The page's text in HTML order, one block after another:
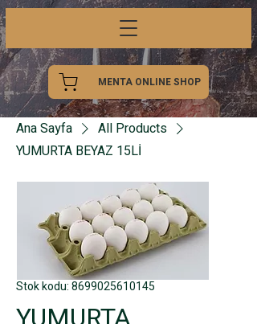
MENTA ONLINE SHOP
Ana Sayfa
All Products
YUMURTA BEYAZ 15Lİ
Stok kodu: 8699025610145